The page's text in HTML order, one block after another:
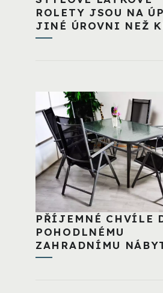
ROLETY JSOU NA
JINÉ ÚROVNI NEŽ
PŘÍJEMNÉ CHVÍLE
POHODLNÉMU
ZAHRADNÍMU